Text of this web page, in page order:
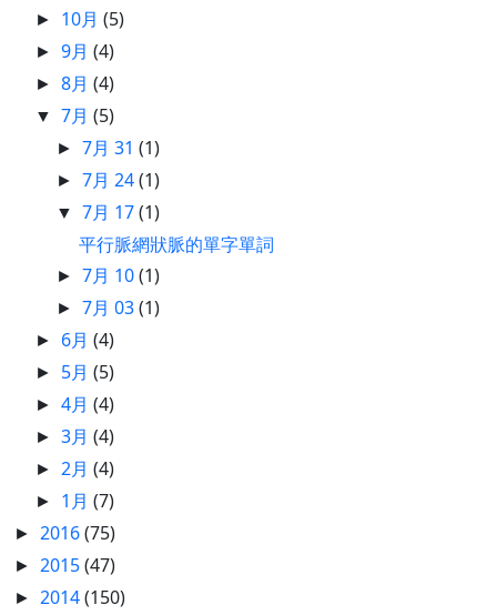
► 10月(5)
►9月(4)
►8月(4)
▼7月(5)
►7月 31(1)
►7月 24(1)
▼7月 17(1)
平行脈網狀脈的單字單詞
►7月 10(1)
►7月 03(1)
► 6月(4)
► 5月(5)
►4月(4)
►3月(4)
► 2月(4)
► 1月(7)
► 2016(75)
► 2015(47)
► 2014(150)